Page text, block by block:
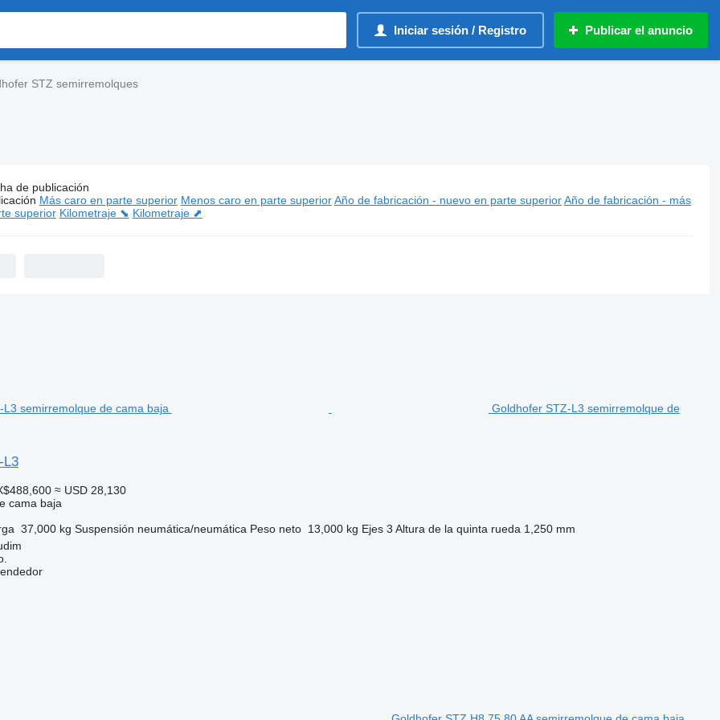
Iniciar sesión / Registro Publicar el anuncio
STZ semirremolques
Goldhofer STZ semirremolques
de publicación
Más caro en parte superior Menos caro en parte superior Año de fabricación - nuevo en parte superior Año de fabricación - más
superior Kilometraje ⬊ Kilometraje ⬈
Goldhofer STZ-L3 semirremolque de
L3
≈ USD 28,130
cama baja
37,000 kg Suspensión neumática/neumática Peso neto 13,000 kg Ejes 3 Altura de la quinta rueda 1,250 mm